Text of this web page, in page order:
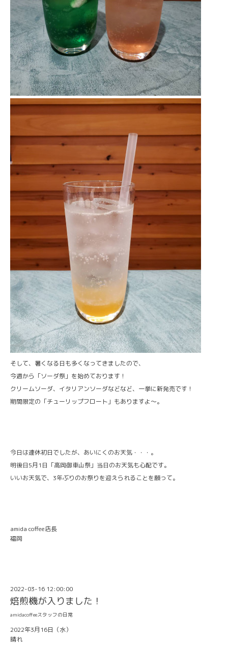
そして、暑くなる日も多くなってきましたので、
今週から「ソーダ祭」を始めております！
クリームソーダ、イタリアンソーダなどなど、一挙に新発売です！
期間限定の「チューリップフロート」もありますよ〜。
今日は連休初日でしたが、あいにくのお天気・・・。
明後日5月1日「高岡御車山祭」当日のお天気も心配です。
いいお天気で、3年ぶりのお祭りを迎えられることを願って。
amida coffee店長
福岡
2022-03-16 12:00:00
焙煎機が入りました！
amidacoffeeスタッフの日常
2022年3月16日（水）
晴れ